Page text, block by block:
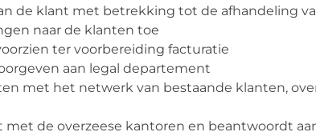
de klant met betrekking tot de afhandeling
naar de klanten toe
ter voorbereiding facturatie
aan legal departement
met het netwerk van bestaande klanten,
met de overzeese kantoren en beantwoordt